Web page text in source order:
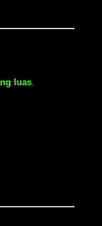
luas